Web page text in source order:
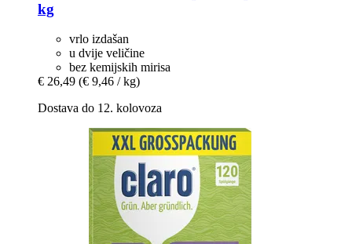
kg
vrlo izdašan
u dvije veličine
bez kemijskih mirisa
€ 26,49 (€ 9,46 / kg)
Dostava do 12. kolovoza